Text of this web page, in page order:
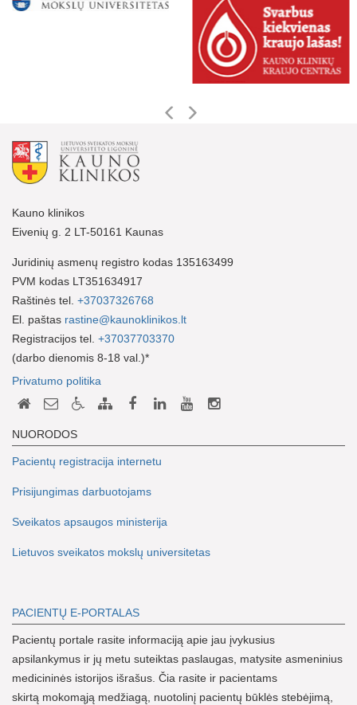
Kauno klinikos
Eivenių g. 2 LT-50161 Kaunas
Juridinių asmenų registro kodas 135163499
PVM kodas LT351634917
Raštinės tel. +37037326768
El. paštas rastine@kaunoklinikos.lt
Registracijos tel. +37037703370
(darbo dienomis 8-18 val.)*
Privatumo politika
NUORODOS
Pacientų registracija internetu
Prisijungimas darbuotojams
Sveikatos apsaugos ministerija
Lietuvos sveikatos mokslų universitetas
PACIENTŲ E-PORTALAS
Pacientų portale rasite informaciją apie jau įvykusius
apsilankymus ir jų metu suteiktas paslaugas, matysite asmeninius
medicininės istorijos išrašus. Čia rasite ir pacientams
skirtą mokomąją medžiagą, nuotolinį pacientų būklės stebėjimą,